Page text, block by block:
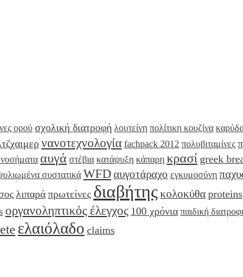
ορού σχολική διατροφή λουτείνη πολίτικη κουζίνα
νανοτεχνολογία fachpack 2012 πολυβιταμίνες
νοσήματα αυγά στέβια κατάψυξη κάπαρη κρασί greek
συστατικά WFDαυγοτάραχο εγκυμοσύνη
λιπαρά πρωτείνες διαβήτης κολοκύθα proteins
οργανοληπτικός έλεγχος 100 χρόνια παιδική
ελαιόλαδο claims